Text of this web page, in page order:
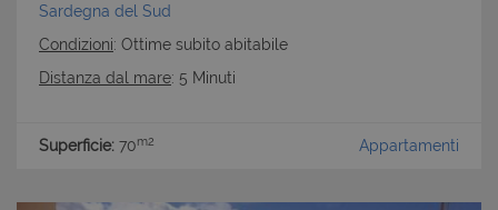
Sardegna del Sud
Condizioni: Ottime subito abitabile
Distanza dal mare: 5 Minuti
Superficie: 70m2 Appartamenti